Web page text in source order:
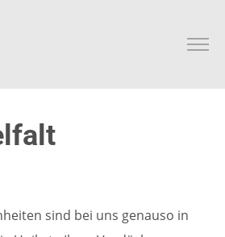
sind bei uns genauso in